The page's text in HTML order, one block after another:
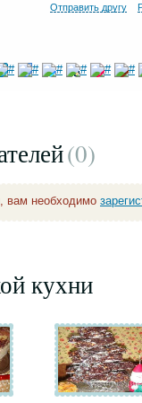
Отправить другу
(0)
вам необходимо
кухни